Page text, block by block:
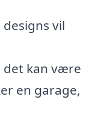
vil
det kan være
en garage,